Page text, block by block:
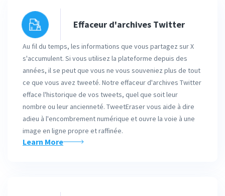
Effaceur d'archives Twitter
Au fil du temps, les informations que vous partagez sur X
s'accumulent. Si vous utilisez la plateforme depuis des
années, il se peut que vous ne vous souveniez plus de tout
ce que vous avez tweeté. Notre effaceur d'archives Twitter
efface l'historique de vos tweets, quel que soit leur
nombre ou leur ancienneté. TweetEraser vous aide à dire
adieu à l'encombrement numérique et ouvre la voie à une
image en ligne propre et raffinée.
Learn More